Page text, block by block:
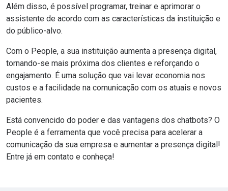
Além disso, é possível programar, treinar e aprimorar o
assistente de acordo com as características da instituição e
do público-alvo.
Com o People, a sua instituição aumenta a presença digital,
tornando-se mais próxima dos clientes e reforçando o
engajamento. É uma solução que vai levar economia nos
custos e a facilidade na comunicação com os atuais e novos
pacientes.
Está convencido do poder e das vantagens dos chatbots? O
People é a ferramenta que você precisa para acelerar a
comunicação da sua empresa e aumentar a presença digital!
Entre já em contato e conheça!